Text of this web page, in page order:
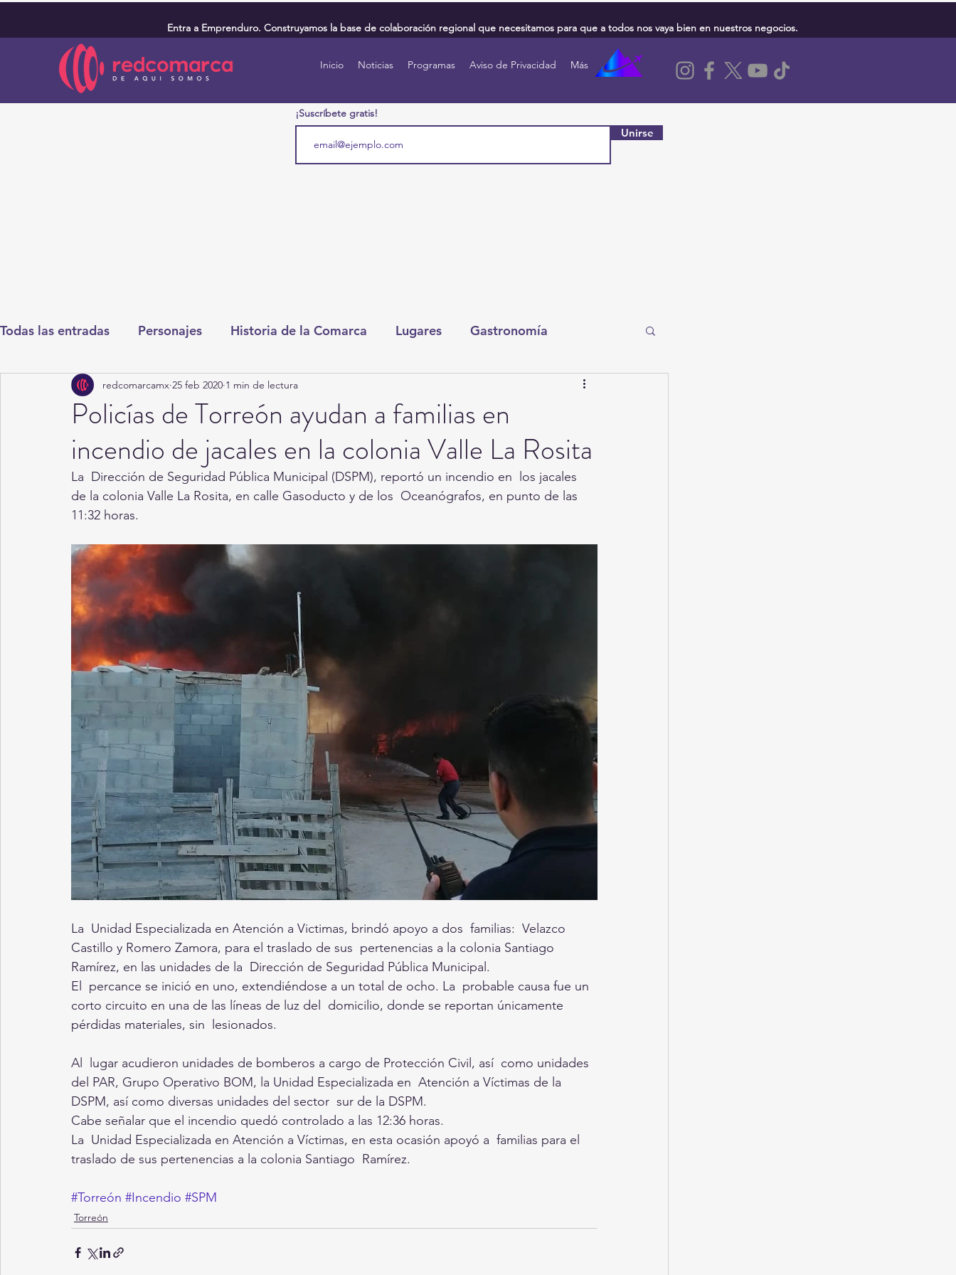
Entra a Emprenduro. Construyamos la base de colaboración regional que necesitamos para que a todos nos vaya bien en nuestros negocios.
Inicio Noticias Programas Aviso de Privacidad Más
¡Suscríbete gratis!
Unirse
Todas las entradas Personajes Historia de la Comarca Lugares Gastronomía
Deportes Salud Entretenimiento Torreón
Round Cero Columnistas CDMX Nacionales Internacionales Tecnología
Chismes Qué Curioso Gómez Palacio Comics Derechairos Fragmentos de la Historia
Durango Titulares en Inicio Coahuila Investigaciones
Santa Aurelia de los Vientos
Policías de Torreón ayudan a familias en
incendio de jacales en la colonia Valle La Rosita
redcomarcamx 25 feb 2020 1 min de lectura
La  Dirección de Seguridad Pública Municipal (DSPM), reportó un incendio en  los jacales
de la colonia Valle La Rosita, en calle Gasoducto y de los  Oceanógrafos, en punto de las
11:32 horas.
La  Unidad Especializada en Atención a Victimas, brindó apoyo a dos  familias:  Velazco
Castillo y Romero Zamora, para el traslado de sus  pertenencias a la colonia Santiago
Ramírez, en las unidades de la  Dirección de Seguridad Pública Municipal.
El  percance se inició en uno, extendiéndose a un total de ocho. La  probable causa fue un
corto circuito en una de las líneas de luz del  domicilio, donde se reportan únicamente
pérdidas materiales, sin  lesionados.
Al  lugar acudieron unidades de bomberos a cargo de Protección Civil, así  como unidades
del PAR, Grupo Operativo BOM, la Unidad Especializada en  Atención a Víctimas de la
DSPM, así como diversas unidades del sector  sur de la DSPM.
Cabe señalar que el incendio quedó controlado a las 12:36 horas.
La  Unidad Especializada en Atención a Víctimas, en esta ocasión apoyó a  familias para el
traslado de sus pertenencias a la colonia Santiago  Ramírez.
#Torreón #Incendio #SPM
Torreón